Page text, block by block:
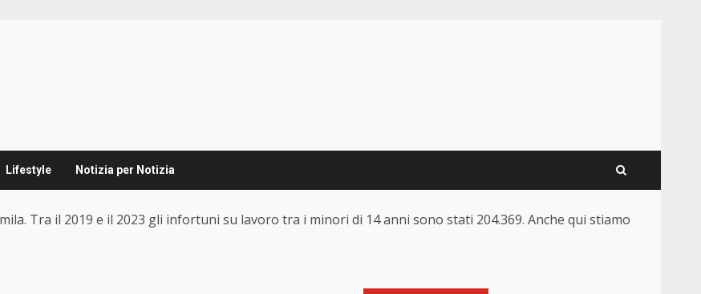
Lifestyle Notizia per Notizia
Tra il 2019 e il 2023 gli infortuni su lavoro tra i minori di 14 anni sono stati 204.369. Anche qui stiamo